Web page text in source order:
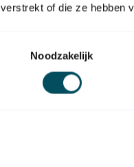
verstrekt of die ze hebben
Noodzakelijk
beim Kauf von €100 (in NL)